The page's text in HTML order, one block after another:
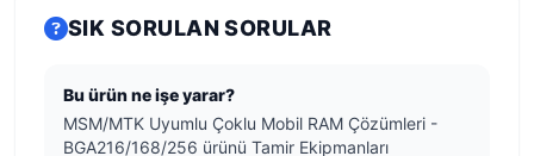
SIK SORULAN SORULAR
Bu ürün ne işe yarar?
MSM/MTK Uyumlu Çoklu Mobil RAM Çözümleri -
BGA216/168/256 ürünü Tamir Ekipmanları